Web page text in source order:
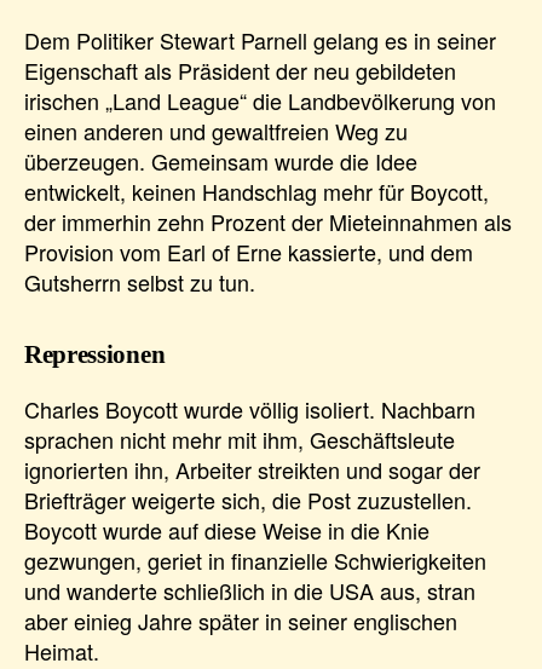
Dem Politiker Stewart Parnell gelang es in seiner
Eigenschaft als Präsident der neu gebildeten
irischen „Land League“ die Landbevölkerung von
einen anderen und gewaltfreien Weg zu
überzeugen. Gemeinsam wurde die Idee
entwickelt, keinen Handschlag mehr für Boycott,
der immerhin zehn Prozent der Mieteinnahmen als
Provision vom Earl of Erne kassierte, und dem
Gutsherrn selbst zu tun.
Repressionen
Charles Boycott wurde völlig isoliert. Nachbarn
sprachen nicht mehr mit ihm, Geschäftsleute
ignorierten ihn, Arbeiter streikten und sogar der
Briefträger weigerte sich, die Post zuzustellen.
Boycott wurde auf diese Weise in die Knie
gezwungen, geriet in finanzielle Schwierigkeiten
und wanderte schließlich in die USA aus, stran
aber einieg Jahre später in seiner englischen
Heimat.